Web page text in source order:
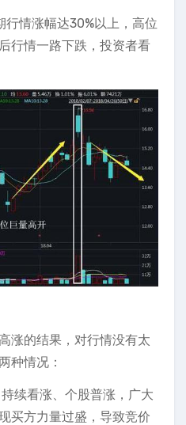
情涨幅达30%以上，高位
行情一路下跌，投资者看
涨的结果，对行情没有太
种情况：
续看涨、个股普涨，广大
买方力量过盛，导致竞价